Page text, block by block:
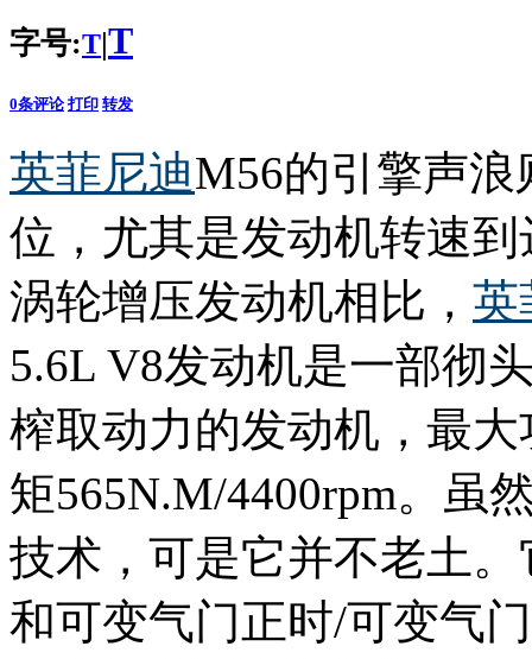
字号:T|T
0条评论 打印 转发
英菲尼迪M56的引擎声
位，尤其是发动机转速
涡轮增压发动机相比， 英
5.6L V8发动机是一部彻
榨取动力的发动机，最
矩565N.M/4400rpm。虽
技术，可是它并不老土
和可变气门正时/可变气